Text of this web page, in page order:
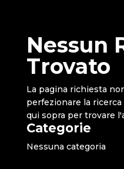
Nessun
Trovato
La pagina richiesta
perfezionare la
qui sopra per trovare
Categorie
Nessuna categoria